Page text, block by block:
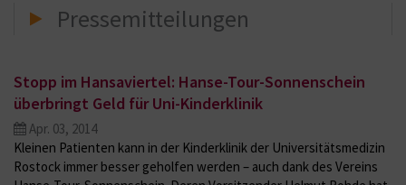
Pressemitteilungen
Stopp im Hansaviertel: Hanse-Tour-Sonnenschein
überbringt Geld für Uni-Kinderklinik
Apr. 03, 2014
Kleinen Patienten kann in der Kinderklinik der Universitätsmedizin
Rostock immer besser geholfen werden – auch dank des Vereins